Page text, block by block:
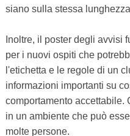
siano sulla stessa
Inoltre, il poster degli avvisi
per i nuovi ospiti che
l'etichetta e le regole di un
informazioni importanti su
comportamento accettabile.
in un ambiente che può
molte persone.